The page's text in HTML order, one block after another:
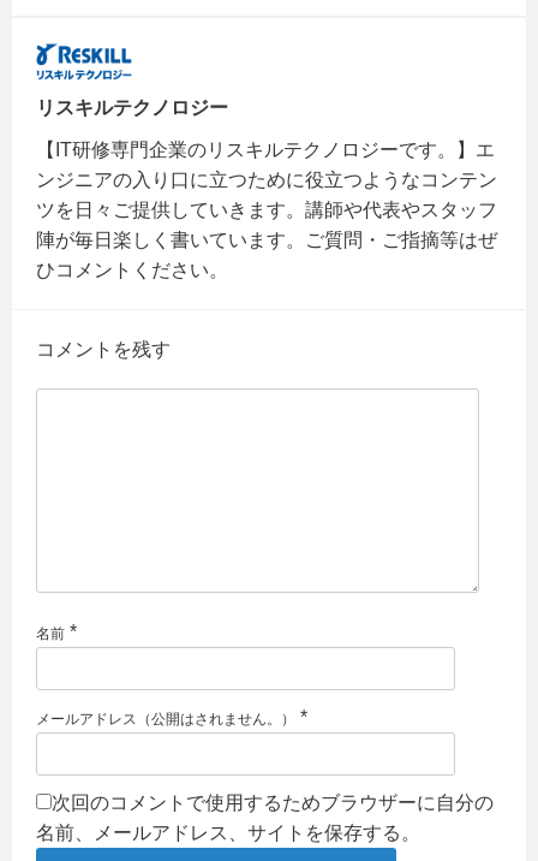
リスキルテクノロジー
【IT研修専門企業のリスキルテクノロジーです。】エ
ンジニアの入り口に立つために役立つようなコンテン
ツを日々ご提供していきます。講師や代表やスタッフ
陣が毎日楽しく書いています。ご質問・ご指摘等はぜ
ひコメントください。
コメントを残す
名前 *
メールアドレス（公開はされません。） *
次回のコメントで使用するためブラウザーに自分の
名前、メールアドレス、サイトを保存する。